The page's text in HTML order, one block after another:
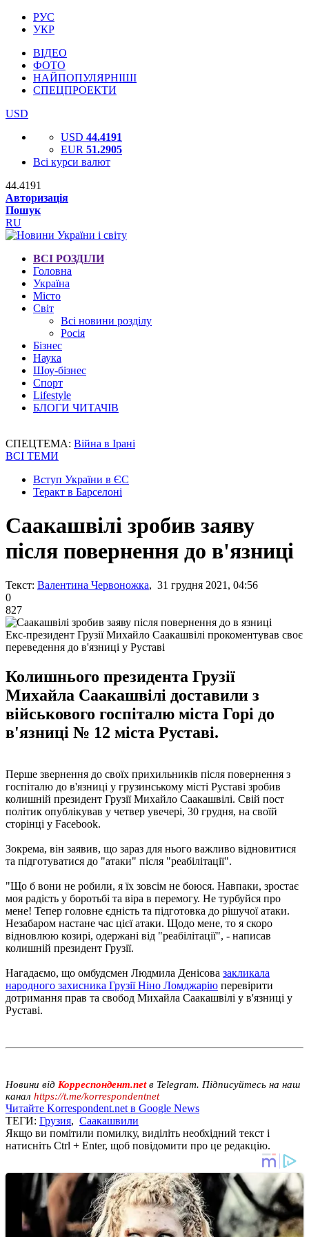
РУС
УКР
ВІДЕО
ФОТО
НАЙПОПУЛЯРНІШІ
СПЕЦПРОЕКТИ
USD
USD 44.4191
EUR 51.2905
Всі курси валют
44.4191
Авторизація
Пошук
RU
ВСІ РОЗДІЛИ
Головна
Україна
Місто
Світ
Всі новини розділу
Росія
Бізнес
Наука
Шоу-бізнес
Спорт
Lifestyle
БЛОГИ ЧИТАЧІВ
СПЕЦТЕМА: Війна в Ірані
ВСІ ТЕМИ
Вступ України в ЄС
Теракт в Барселоні
Саакашвілі зробив заяву
після повернення до в'язниці
Текст: Валентина Червоножка, 31 грудня 2021, 04:56
0
827
Екс-президент Грузії Михайло Саакашвілі прокоментував своє
переведення до в'язниці у Руставі
Колишнього президента Грузії
Михайла Саакашвілі доставили з
військового госпіталю міста Горі до
в'язниці № 12 міста Руставі.
Перше звернення до своїх прихильників після повернення з
госпіталю до в'язниці у грузинському місті Руставі зробив
колишній президент Грузії Михайло Саакашвілі. Свій пост
політик опублікував у четвер увечері, 30 грудня, на своїй
сторінці у Facebook.
Зокрема, він заявив, що зараз для нього важливо відновитися
та підготуватися до "атаки" після "реабілітації".
"Що б вони не робили, я їх зовсім не боюся. Навпаки, зростає
моя радість у боротьбі та віра в перемогу. Не турбуйся про
мене! Тепер головне єдність та підготовка до рішучої атаки.
Незабаром настане час цієї атаки. Щодо мене, то я скоро
відновлюю козирі, одержані від "реабілітації", - написав
колишній президент Грузії.
Нагадаємо, що омбудсмен Людмила Денісова закликала
народного захисника Грузії Ніно Ломджарію перевірити
дотримання прав та свобод Михайла Саакашвілі у в'язниці у
Руставі.
Новини від Корреспондент.netв Telegram. Підписуйтесь на наш
канал https://t.me/korrespondentnet
Читайте Korrespondent.net в Google News
ТЕГИ: Грузия, Саакашвили
Якщо ви помітили помилку, виділіть необхідний текст і
натисніть Ctrl + Enter, щоб повідомити про це редакцію.